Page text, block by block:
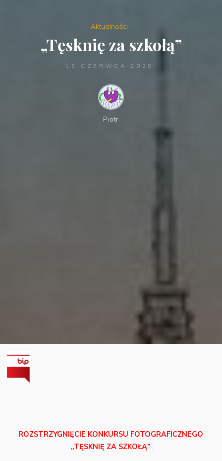
Aktualności
„Tęsknię za szkołą”
15 CZERWCA 2020
Piotr
ROZSTRZYGNIĘCIE KONKURSU FOTOGRAFICZNEGO
„TĘSKNIĘ ZA SZKOŁĄ”